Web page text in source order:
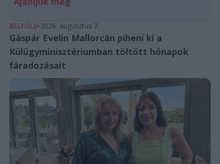
BELFÖLD 2026. augusztus 7.
Gáspár Evelin Mallorcán piheni ki a
Külügyminisztériumban töltött hónapok
fáradozásait